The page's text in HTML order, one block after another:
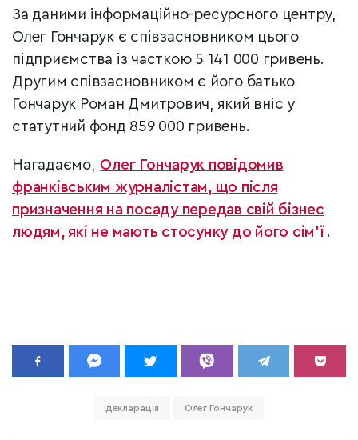
За даними інформаційно-ресурсного центру,
Олег Гончарук є співзасновником цього
підприємства із часткою 5 141 000 гривень.
Другим співзасновником є його батько
Гончарук Роман Дмитрович, який вніс у
статутний фонд 859 000 гривень.
Нагадаємо, Олег Гончарук повідомив
франківським журналістам, що після
призначення на посаду передав свій бізнес
людям, які не мають стосунку до його сім’ї .
декларація Олег Гончарук